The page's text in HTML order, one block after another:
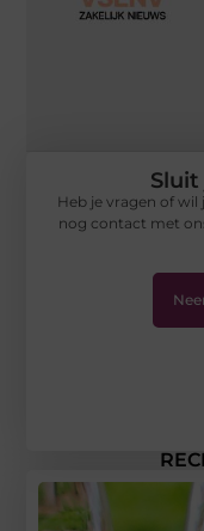
Sluit
Heb je vragen of wil
nog contact met